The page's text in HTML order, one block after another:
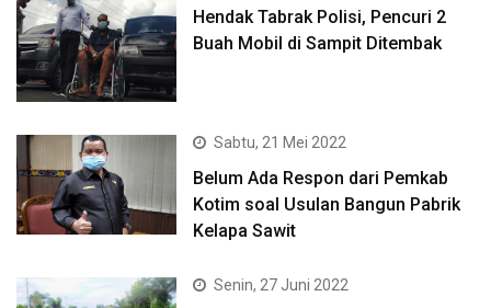
Hendak Tabrak Polisi, Pencuri 2
Buah Mobil di Sampit Ditembak
Sabtu, 21 Mei 2022
Belum Ada Respon dari Pemkab
Kotim soal Usulan Bangun Pabrik
Kelapa Sawit
Senin, 27 Juni 2022